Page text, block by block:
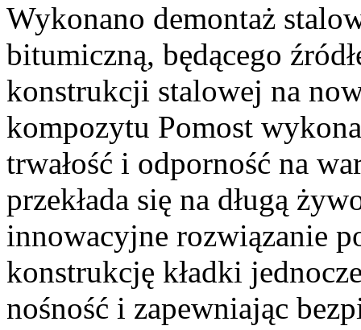
Wykonano demontaż
bitumiczną, będącego
konstrukcji stalowej na
kompozytu Pomost
trwałość i odporność na
przekłada się na długą
innowacyjne rozwiązanie
konstrukcję kładki
nośność i zapewniając